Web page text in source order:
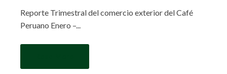
Reporte Trimestral del comercio exterior del Café
Peruano Enero –...